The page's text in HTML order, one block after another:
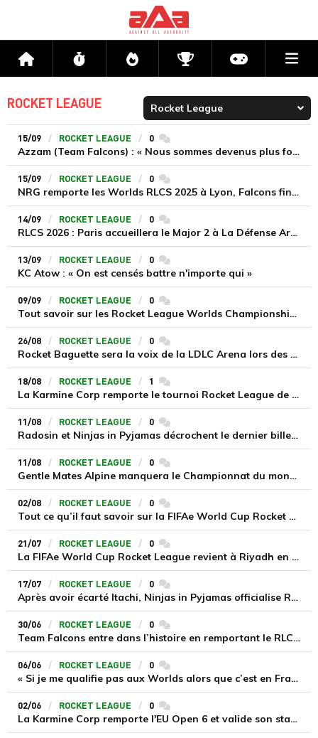
Accueil Flux Directs CompétitionsActu jeux
ROCKET LEAGUE
15/09 ROCKET LEAGUE 0 commentaires
Azzam (Team Falcons) : « Nous sommes devenus plus forts que l'Europe »
15/09 ROCKET LEAGUE 0 commentaires
NRG remporte les Worlds RLCS 2025 à Lyon, Falcons finaliste, l’Europe déchue
14/09 ROCKET LEAGUE 0 commentaires
RLCS 2026 : Paris accueillera le Major 2 à La Défense Arena, le circuit 2v2 officiellement lancé
13/09 ROCKET LEAGUE 0 commentaires
KC Atow : « On est censés battre n'importe qui »
09/09 ROCKET LEAGUE 0 commentaires
Tout savoir sur les Rocket League Worlds Championship 2025 à Lyon
26/08 ROCKET LEAGUE 0 commentaires
Rocket Baguette sera la voix de la LDLC Arena lors des Worlds RLCS 2025 à Lyon
18/08 ROCKET LEAGUE 1 commentaires
La Karmine Corp remporte le tournoi Rocket League de l'EWC 2025, Vitality échoue au pied du podium
11/08 ROCKET LEAGUE 0 commentaires
Radosin et Ninjas in Pyjamas décrochent le dernier billet européen pour les Worlds RLCS 2025 à Lyon
11/08 ROCKET LEAGUE 0 commentaires
Gentle Mates Alpine manquera le Championnat du monde des RLCS 2025 à Lyon
02/08 ROCKET LEAGUE 0 commentaires
Tout ce qu’il faut savoir sur la FIFAe World Cup Rocket League 2025
21/07 ROCKET LEAGUE 0 commentaires
La FIFAe World Cup Rocket League revient à Riyadh en 2025 et 2026
17/07 ROCKET LEAGUE 0 commentaires
Après avoir écarté Itachi, Ninjas in Pyjamas officialise Radosin pour le Last Chance Qualifier européen
30/06 ROCKET LEAGUE 0 commentaires
Team Falcons entre dans l’histoire en remportant le RLCS Raleigh Major 2025, la Karmine Corp tombe de haut
06/06 ROCKET LEAGUE 0 commentaires
« Si je me qualifie pas aux Worlds alors que c’est en France, c’est chaud », Juicy revient sur la saison mouvementée de Gentle Mates sur Rocket League
02/06 ROCKET LEAGUE 0 commentaires
La Karmine Corp remporte l'EU Open 6 et valide son statut de meilleure équipe européenne des RLCS 2025